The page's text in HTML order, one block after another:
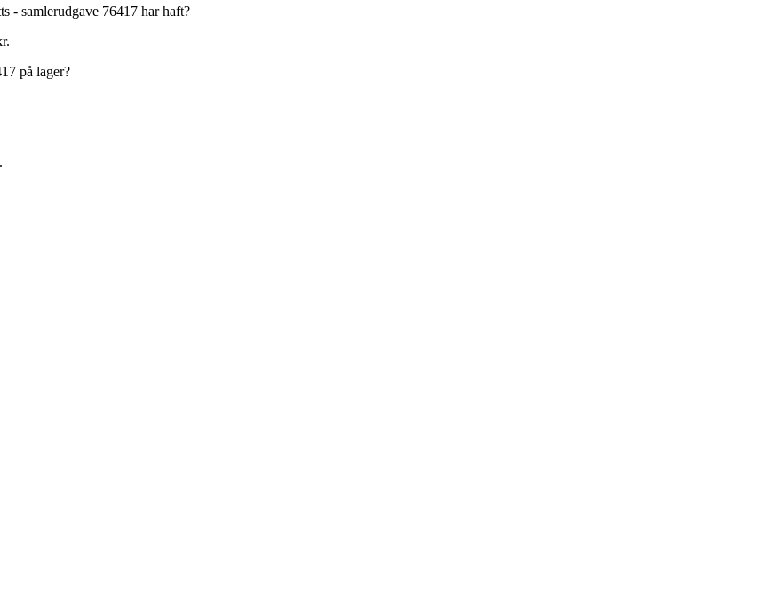
- samlerudgave 76417 har haft?
på lager?